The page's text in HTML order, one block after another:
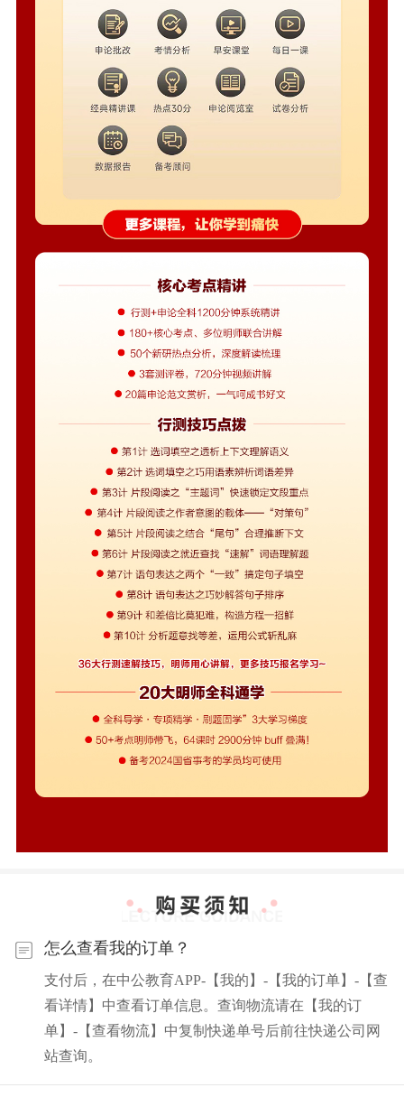
怎么查看我的订单？
支付后，在中公教育APP-【我的】-【我的订单】-【查
看详情】中查看订单信息。查询物流请在【我的订
单】-【查看物流】中复制快递单号后前往快递公司网
站查询。